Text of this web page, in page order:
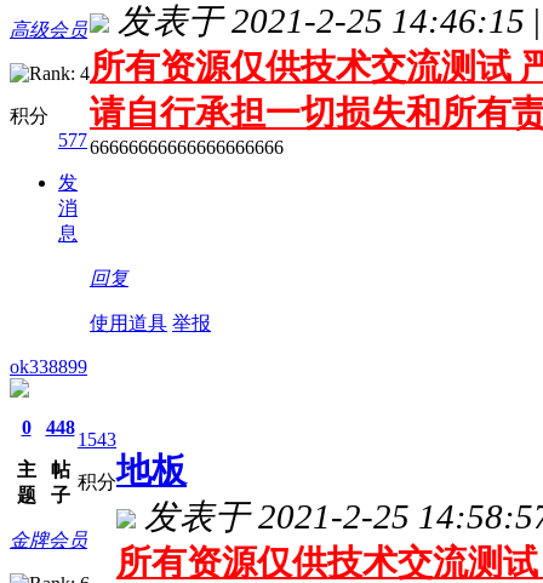
高级会员
积分
577
发
消
息
发表于 2021-2-25 14:46:15 |
所有资源仅供技术交流测试
请自行承担一切损失和所有
66666666666666666666
回复
使用道具 举报
ok338899
0
主
题
448
帖
子
1543
积分
金牌会员
地板
发表于 2021-2-25
所有资源仅供技术交流测